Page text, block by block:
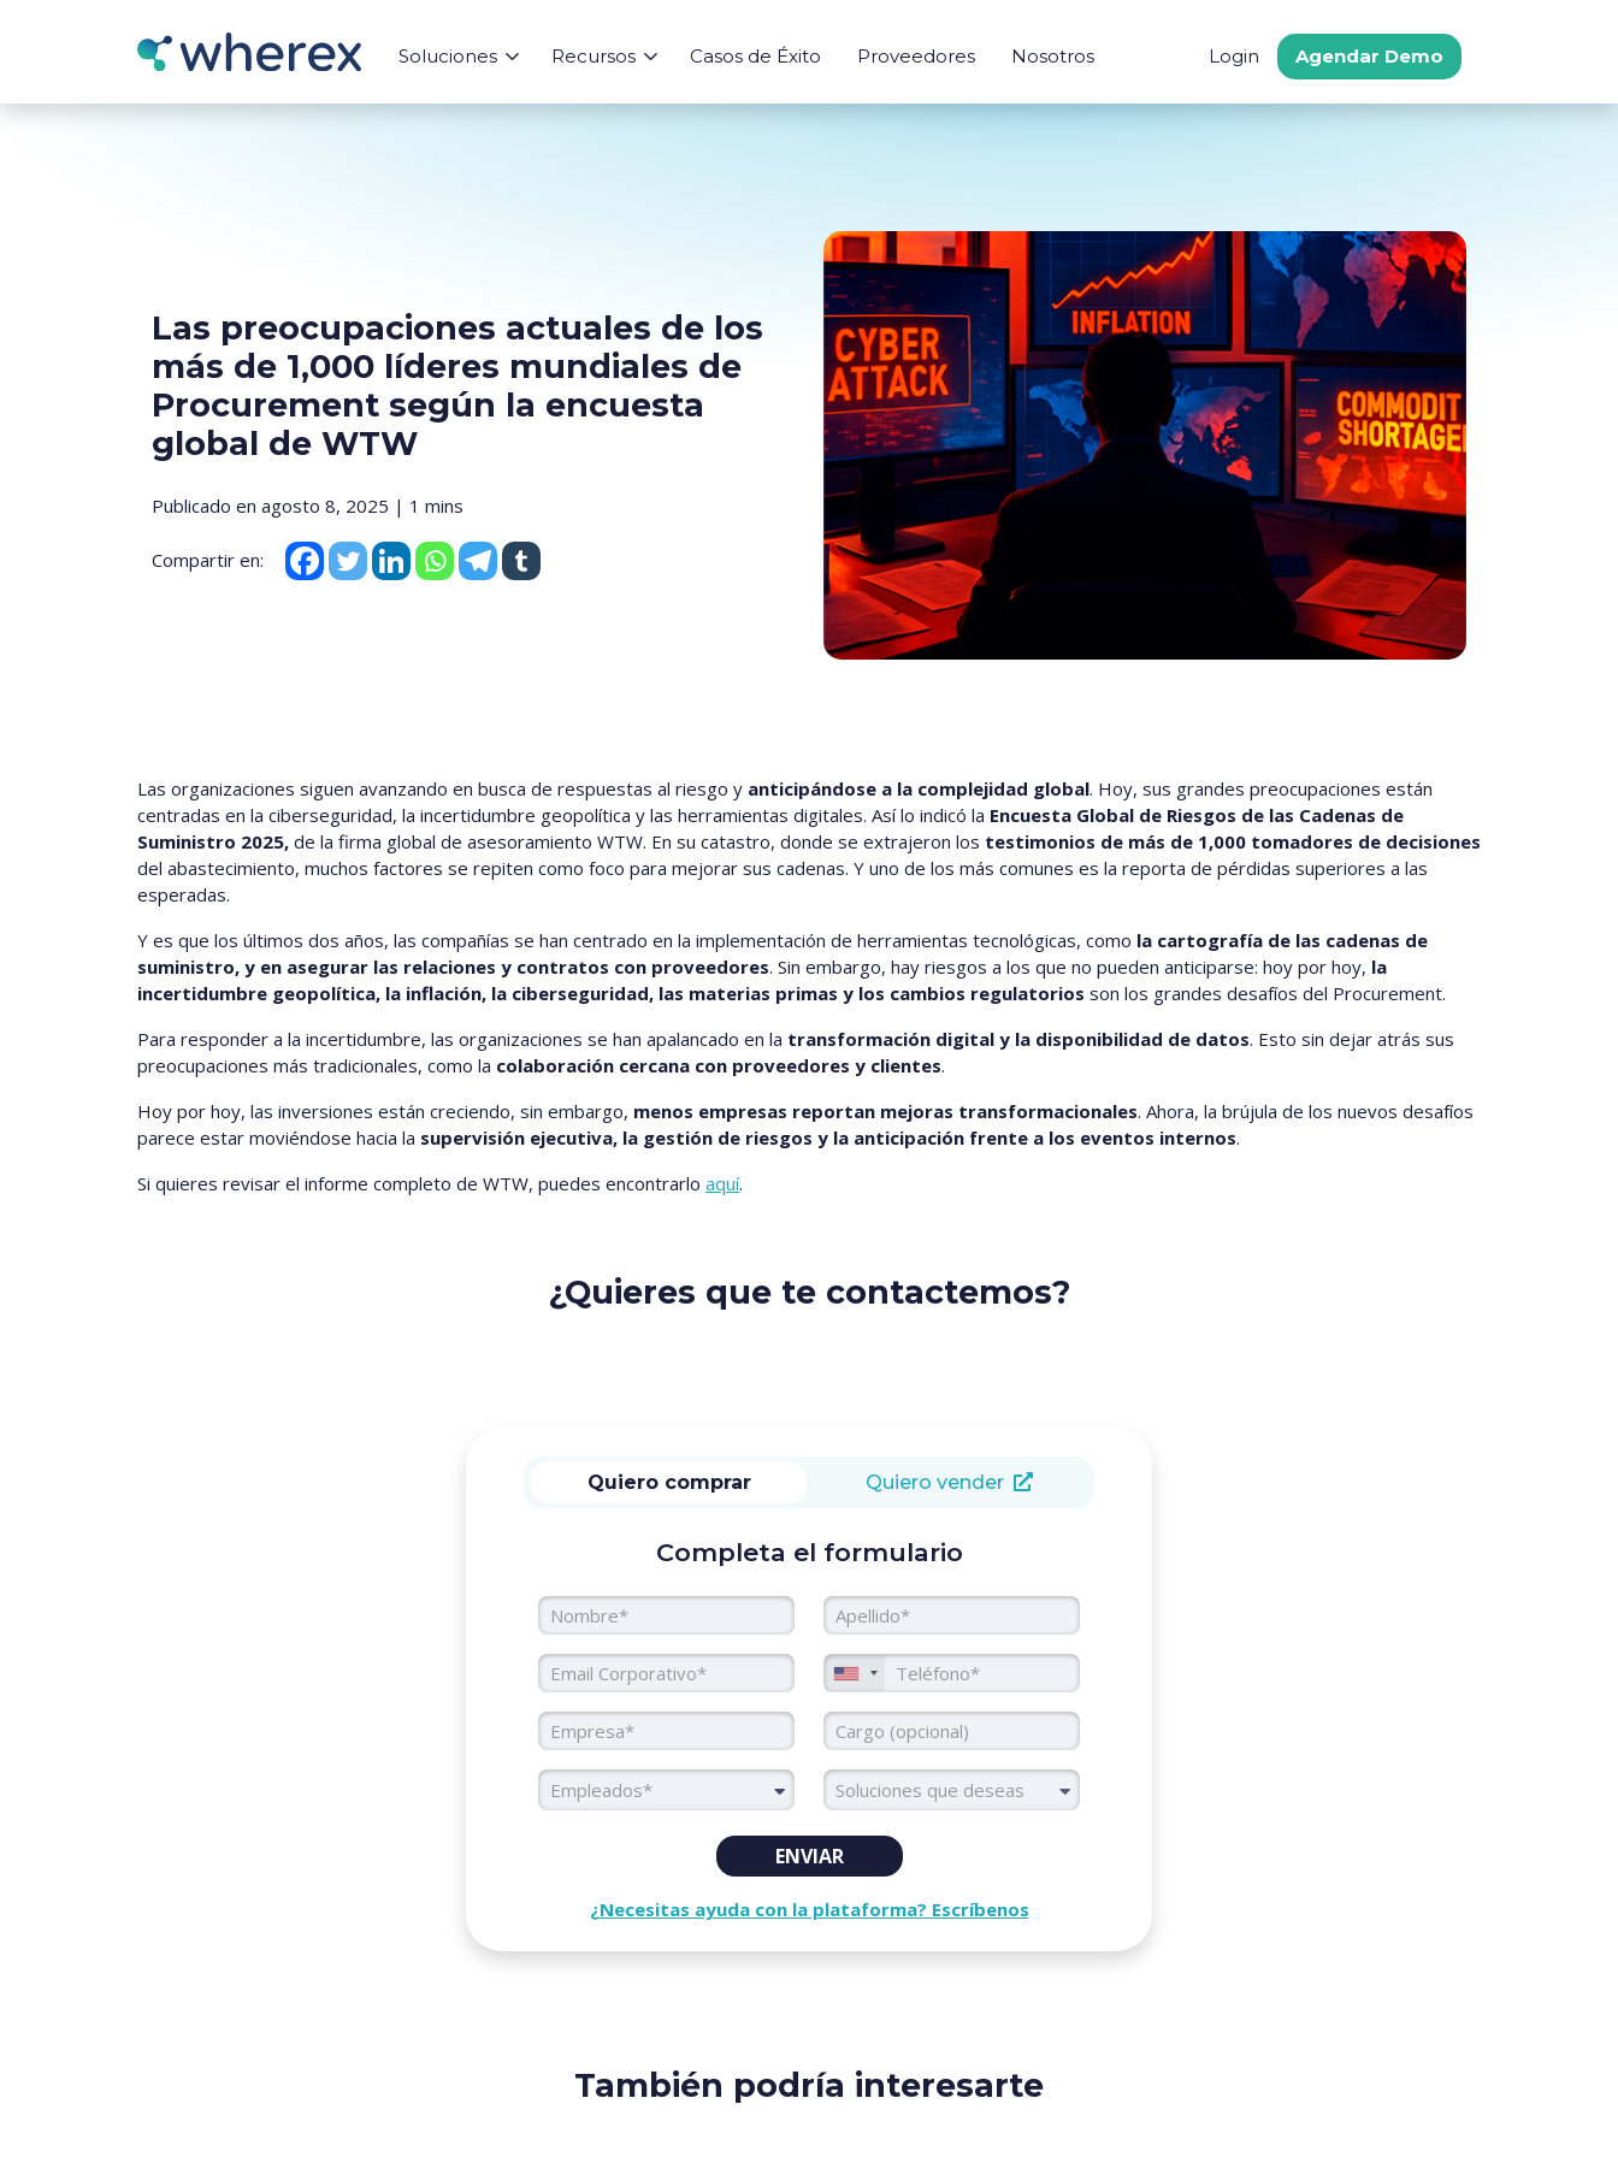
Soluciones
Seguimiento
Recursos Casos de Éxito Proveedores Nosotros Login Agendar Demo
Las preocupaciones actuales de los
más de 1,000 líderes mundiales de
Procurement según la encuesta
global de WTW
Publicado en agosto 8, 2025 | 1 mins
Compartir en:
Las organizaciones siguen avanzando en busca de respuestas al riesgo y anticipándose a la complejidad global. Hoy, sus grandes preocupaciones están
centradas en la ciberseguridad, la incertidumbre geopolítica y las herramientas digitales. Así lo indicó la Encuesta Global de Riesgos de las Cadenas de
Suministro 2025, de la firma global de asesoramiento WTW. En su catastro, donde se extrajeron los testimonios de más de 1,000 tomadores de decisiones
del abastecimiento, muchos factores se repiten como foco para mejorar sus cadenas. Y uno de los más comunes es la reporta de pérdidas superiores a las
esperadas.
Y es que los últimos dos años, las compañías se han centrado en la implementación de herramientas tecnológicas, como la cartografía de las cadenas de
suministro, y en asegurar las relaciones y contratos con proveedores. Sin embargo, hay riesgos a los que no pueden anticiparse: hoy por hoy, la
incertidumbre geopolítica, la inflación, la ciberseguridad, las materias primas y los cambios regulatorios son los grandes desafíos del Procurement.
Para responder a la incertidumbre, las organizaciones se han apalancado en la transformación digital y la disponibilidad de datos. Esto sin dejar atrás sus
preocupaciones más tradicionales, como la colaboración cercana con proveedores y clientes.
Hoy por hoy, las inversiones están creciendo, sin embargo, menos empresas reportan mejoras transformacionales. Ahora, la brújula de los nuevos desafíos
parece estar moviéndose hacia la supervisión ejecutiva, la gestión de riesgos y la anticipación frente a los eventos internos.
Si quieres revisar el informe completo de WTW, puedes encontrarlo aquí.
¿Quieres que te contactemos?
Quiero comprar Quiero vender
Completa el formulario
Email Corporativo Teléfono
Cargo
Empleados* Soluciones
ENVIAR
¿Necesitas ayuda con la plataforma? Escríbenos
También podría interesarte